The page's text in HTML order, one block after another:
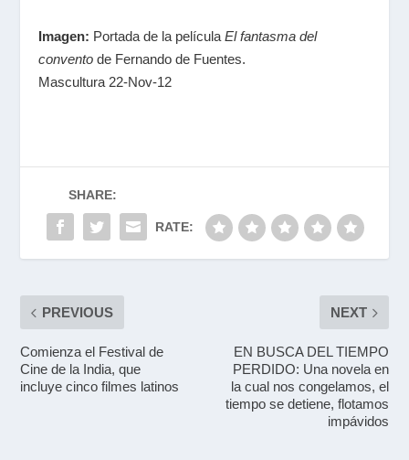
Imagen: Portada de la películaEl fantasma del
convento de Fernando de Fuentes.
Mascultura 22-Nov-12
SHARE:
RATE:
PREVIOUS
Comienza el Festival de
Cine de la India, que
incluye cinco filmes latinos
NEXT
EN BUSCA DEL TIEMPO
PERDIDO: Una novela en
la cual nos congelamos, el
tiempo se detiene, flotamos
impávidos